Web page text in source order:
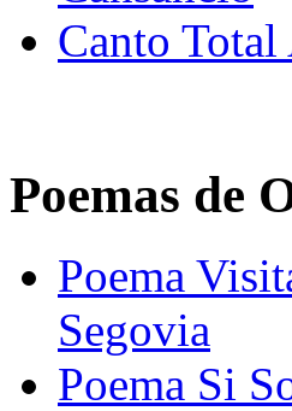
Canto Total
Poemas de
Poema
Segovia
Poema Si